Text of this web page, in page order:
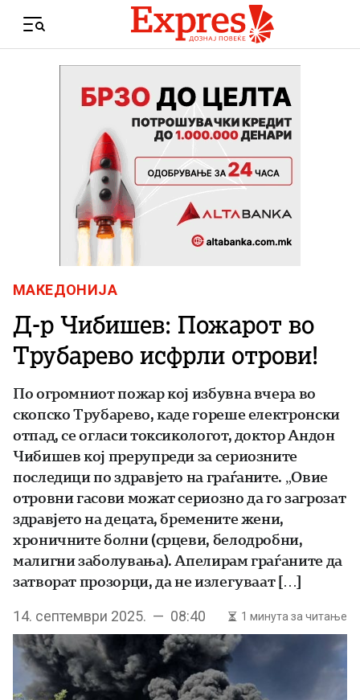
Menu
МАКЕДОНИЈА
Д-р Чибишев: Пожарот во
Трубарево исфрли отрови!
По огромниот пожар кој избувна вчера во
скопско Трубарево, каде гореше електронски
отпад, се огласи токсикологот, доктор Андон
Чибишев кој прерупреди за сериозните
последици по здравјето на граѓаните. „Овие
отровни гасови можат сериозно да го загрозат
здравјето на децата, бремените жени,
хроничните болни (срцеви, белодробни,
малигни заболувања). Апелирам граѓаните да
затворат прозорци, да не излегуваат […]
14. септември 2025. — 08:40 1 минута за читање